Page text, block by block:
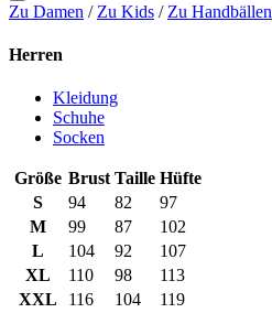
Zu Damen / Zu Kids / Zu Handbällen
Herren
Kleidung
Schuhe
Socken
Größe Brust Taille Hüfte
S
94 82
97
M
99 87
102
L
104 92
107
XL
110 98
113
XXL
116 104
119